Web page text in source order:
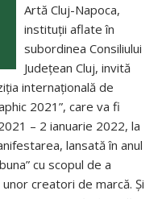
Artă Cluj-Napoca,
instituţii aflate în
subordinea Consiliului
Judeţean Cluj, invită
internaţională de
2021”, care va fi
– 2 ianuarie 2022, la
lansată în anul
cu scopul de a
creatori de marcă. Şi